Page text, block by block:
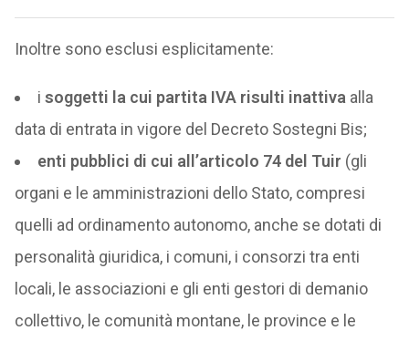
Inoltre sono esclusi esplicitamente:
i soggetti la cui partita IVA risulti inattiva alla
data di entrata in vigore del Decreto Sostegni Bis;
enti pubblici di cui all’articolo 74 del Tuir (gli
organi e le amministrazioni dello Stato, compresi
quelli ad ordinamento autonomo, anche se dotati di
personalità giuridica, i comuni, i consorzi tra enti
locali, le associazioni e gli enti gestori di demanio
collettivo, le comunità montane, le province e le